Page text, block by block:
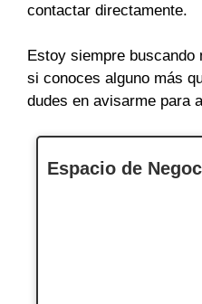
contactar directamente.
Estoy siempre
si conoces alguno más
dudes en avisarme para
Espacio de